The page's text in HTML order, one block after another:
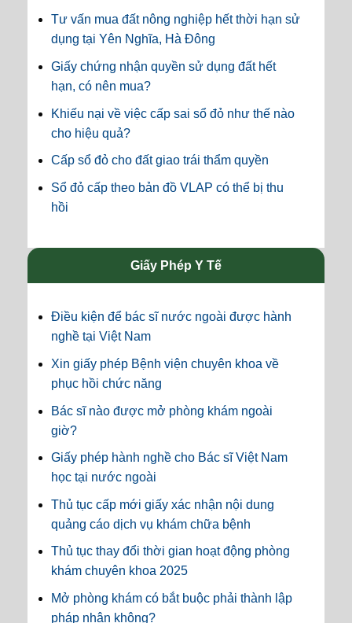
Tư vấn mua đất nông nghiệp hết thời hạn sử
dụng tại Yên Nghĩa, Hà Đông
Giấy chứng nhận quyền sử dụng đất hết
hạn, có nên mua?
Khiếu nại về việc cấp sai sổ đỏ như thế nào
cho hiệu quả?
Cấp sổ đỏ cho đất giao trái thẩm quyền
Sổ đỏ cấp theo bản đồ VLAP có thể bị thu
hồi
Giấy Phép Y Tế
Điều kiện để bác sĩ nước ngoài được hành
nghề tại Việt Nam
Xin giấy phép Bệnh viện chuyên khoa về
phục hồi chức năng
Bác sĩ nào được mở phòng khám ngoài
giờ?
Giấy phép hành nghề cho Bác sĩ Việt Nam
học tại nước ngoài
Thủ tục cấp mới giấy xác nhận nội dung
quảng cáo dịch vụ khám chữa bệnh
Thủ tục thay đổi thời gian hoạt động phòng
khám chuyên khoa 2025
Mở phòng khám có bắt buộc phải thành lập
pháp nhân không?